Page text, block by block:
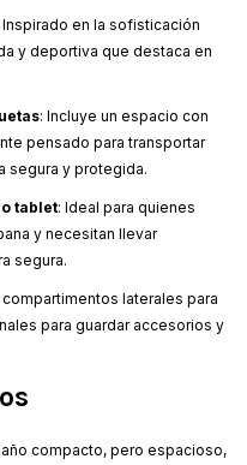
Inspirado en la sofisticación
y deportiva que destaca en
: Incluye un espacio con
pensado para transportar
segura y protegida.
tablet: Ideal para quienes
y necesitan llevar
segura.
compartimentos laterales para
para guardar accesorios y
compacto, pero espacioso,